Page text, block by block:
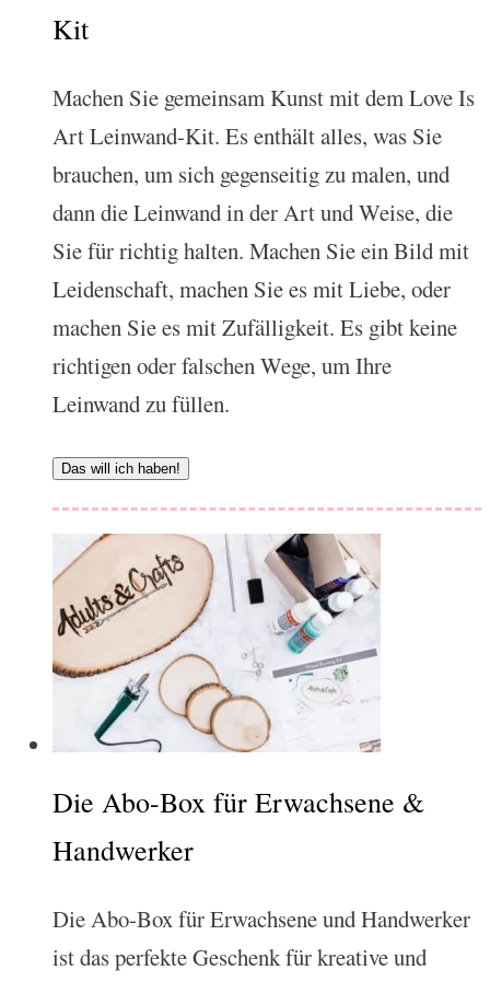
Kit
Machen Sie gemeinsam Kunst mit dem Love Is
Art Leinwand-Kit. Es enthält alles, was Sie
brauchen, um sich gegenseitig zu malen, und
dann die Leinwand in der Art und Weise, die
Sie für richtig halten. Machen Sie ein Bild mit
Leidenschaft, machen Sie es mit Liebe, oder
machen Sie es mit Zufälligkeit. Es gibt keine
richtigen oder falschen Wege, um Ihre
Leinwand zu füllen.
Das will ich haben!
Die Abo-Box für Erwachsene &
Handwerker
Die Abo-Box für Erwachsene und Handwerker
ist das perfekte Geschenk für kreative und